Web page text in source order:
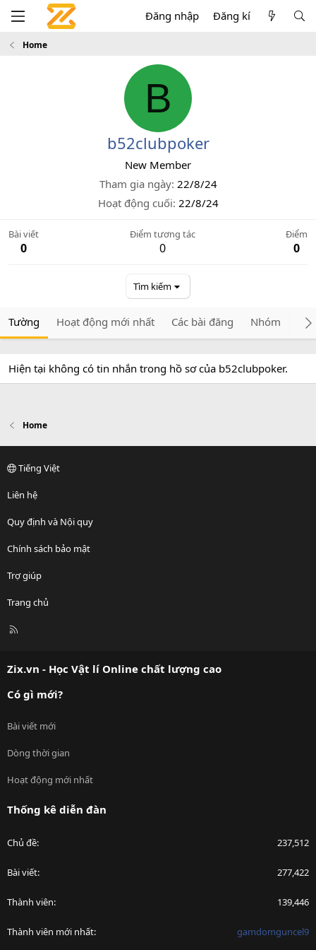
Đăng nhập Đăng kí
Home
B
b52clubpoker
New Member
Tham gia ngày 22/8/24
Hoạt động cuối 22/8/24
Bài viết
0
Điểm tương tác
0
Điểm
0
Tìm kiếm
Tường Hoạt động mới nhất Các bài đăng Nhóm
Hiện tại không có tin nhắn trong hồ sơ của b52clubpoker.
Home
Tiếng Việt
Liên hệ
Quy định và Nội quy
Chính sách bảo mật
Trợ giúp
Trang chủ
R
Zix.vn - Học Vật lí Online chất lượng cao
Có gì mới?
Bài viết mới
Dòng thời gian
Hoạt động mới nhất
Thống kê diễn đàn
Chủ đề 237,512
Bài viết 277,422
Thành viên 139,446
Thành viên mới nhất gamdomguncel9